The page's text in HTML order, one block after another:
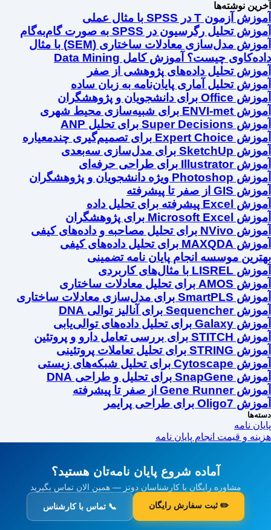
آخرین نوشته‌ها
آموزش آزمون T در SPSS با مثال عملی
آموزش تحلیل رگرسیون در SPSS به صورت گام‌به‌گام
آموزش مدل‌سازی معادلات ساختاری (SEM) با مثال
داده‌کاوی چیست؟ آموزش کامل Data Mining
آموزش تحلیل داده‌های پژوهشی از صفر
آموزش تحلیل آماری پایان‌نامه به زبان ساده
آموزش Office برای دانشجویان و پژوهشگران
آموزش ENVI-met برای شبیه‌سازی محیط شهری
آموزش Super Decisions برای تحلیل ANP
آموزش Expert Choice برای تصمیم‌گیری چندمعیاره
آموزش SketchUp برای مدل‌سازی سه‌بعدی
آموزش Illustrator برای طراحی حرفه‌ای
آموزش Photoshop ویژه دانشجویان و پژوهشگران
آموزش GIS از صفر تا پیشرفته
آموزش Excel پیشرفته برای تحلیل داده
آموزش Microsoft Excel برای پژوهشگران
آموزش NVivo برای تحلیل مصاحبه و داده‌های کیفی
آموزش MAXQDA برای تحلیل داده‌های کیفی
بهترین موسسه انجام پایان نامه تضمینی
آموزش LISREL با مثال‌های کاربردی
آموزش AMOS برای تحلیل معادلات ساختاری
آموزش SmartPLS برای مدل‌سازی معادلات ساختاری
آموزش Sequencher برای آنالیز توالی DNA
آموزش Galaxy برای تحلیل داده‌های توالی‌یابی
آموزش STITCH برای بررسی تعامل دارو و پروتئین
آموزش STRING برای تحلیل تعاملات پروتئینی
آموزش Cytoscape برای تحلیل شبکه‌های زیستی
آموزش SnapGene برای تحلیل و طراحی DNA
آموزش Gene Runner از صفر تا پیشرفته
آموزش Oligo7 برای طراحی پرایمر
دسته‌ها
پایان نامه
هزینه و قیمت انجام پایان نامه
آماده شروع پایان نامه‌تان هستید؟
مشاوره رایگان با کارشناسان دوتز — همین الان تماس بگیرید
✏️ ثبت سفارش رایگان 📞 تماس با کارشناس